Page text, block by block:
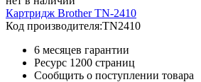
Картридж Brother TN-2410
Код производителя:TN2410
6 месяцев гарантии
Ресурс 1200 страниц
Сообщить о поступлении товара